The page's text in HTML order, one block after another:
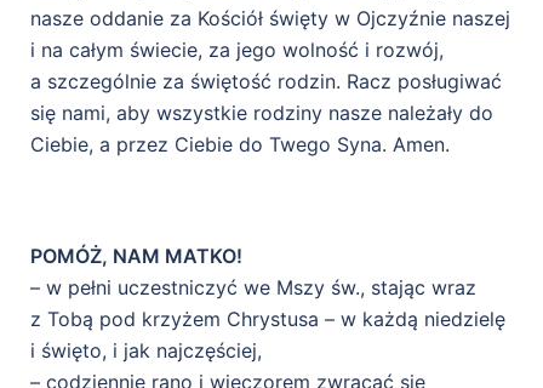
nasze oddanie za Kościół święty w Ojczyźnie naszej
i na całym świecie, za jego wolność i rozwój,
a szczególnie za świętość rodzin. Racz posługiwać
się nami, aby wszystkie rodziny nasze należały do
Ciebie, a przez Ciebie do Twego Syna. Amen.
POMÓŻ, NAM MATKO!
– w pełni uczestniczyć we Mszy św., stając wraz
z Tobą pod krzyżem Chrystusa – w każdą niedzielę
i święto, i jak najczęściej,
– codziennie rano i wieczorem zwracać się